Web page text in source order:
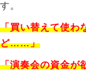
す。
「買い替えて使わ
ど……」
「演奏会の資金が